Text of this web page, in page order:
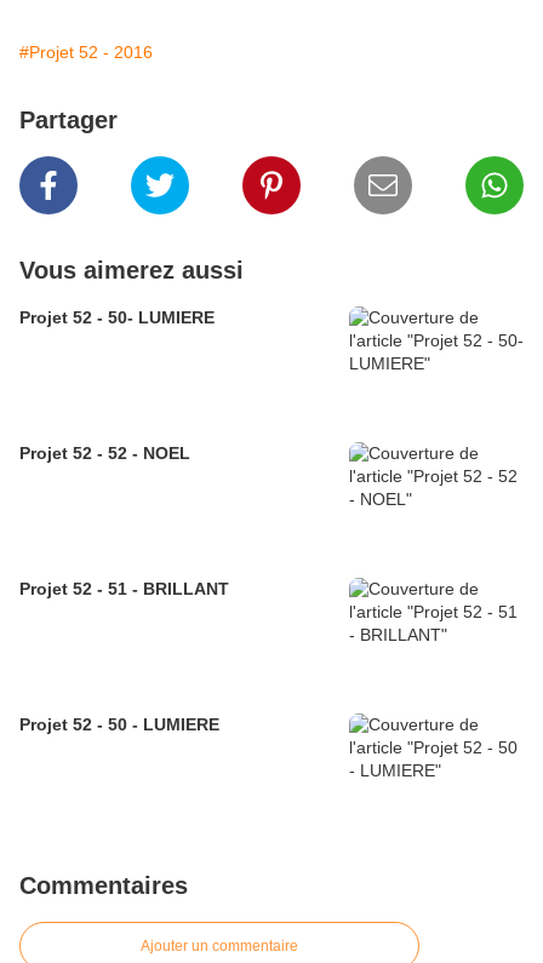
#Projet 52 - 2016
Partager
Vous aimerez aussi
Projet 52 - 50- LUMIERE
Projet 52 - 52 - NOEL
Projet 52 - 51 - BRILLANT
Projet 52 - 50 - LUMIERE
Commentaires
Ajouter un commentaire